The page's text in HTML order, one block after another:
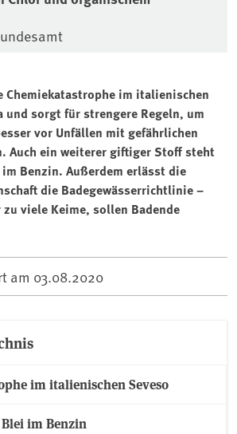
Chemiekatastrophe im italienischen
und sorgt für strengere Regeln, um
vor Unfällen mit gefährlichen
Auch ein weiterer giftiger Stoff steht
Benzin. Außerdem erlässt die
die Badegewässerrichtlinie –
zu viele Keime, sollen Badende
am 03.08.2020
im italienischen Seveso
im Benzin